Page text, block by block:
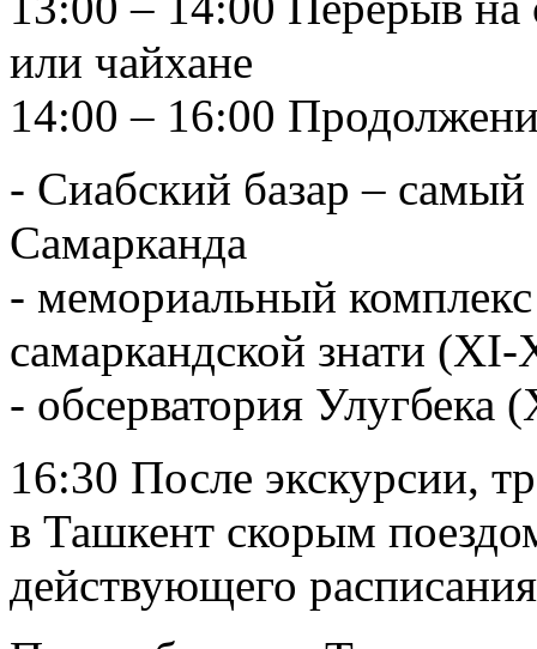
или чайхане
14:00 – 16:00
- Сиабский базар –
Самарканда
- мемориальный
самаркандской знати
- обсерватория Улугбека
16:30 После экскурсии,
в Ташкент скорым
действующего